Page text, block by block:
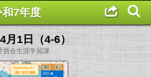
popup, no options set.
和7年度
月1日（4-6）
員会生涯学習課